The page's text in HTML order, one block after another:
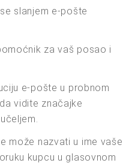
slanjem e-pošte
za vaš posao i
e-pošte u probnom
vidite značajke
može nazvati u ime vaše
kupcu u glasovnom